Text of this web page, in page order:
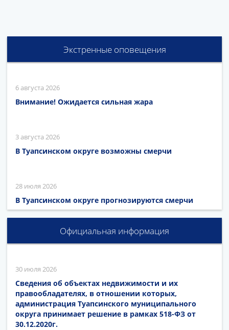
Экстренные оповещения
6 августа 2026
Внимание! Ожидается сильная жара
3 августа 2026
В Туапсинском округе возможны смерчи
28 июля 2026
В Туапсинском округе прогнозируются смерчи
Официальная информация
30 июля 2026
Сведения об объектах недвижимости и их
правообладателях, в отношении которых,
администрация Туапсинского муниципального
округа принимает решение в рамках 518-ФЗ от
30.12.2020г.